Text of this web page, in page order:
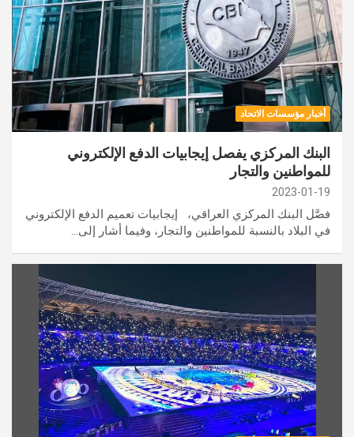
أخبار مؤسسات الاتحاد
البنك المركزي يفصل إيجابيات الدفع الإلكتروني
للمواطنين والتجار
2023-01-19
فصَّل البنك المركزي العراقي، إيجابيات تعميم الدفع الإلكتروني
في البلاد بالنسبة للمواطنين والتجار، وفيما أشار إلى…